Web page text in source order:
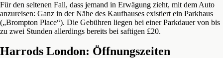
Für den seltenen Fall, dass jemand in Erwägung zieht, mit dem Auto
anzureisen: Ganz in der Nähe des Kaufhauses existiert ein Parkhaus
(„Brompton Place“). Die Gebühren liegen bei einer Parkdauer von bis
zu zwei Stunden allerdings bereits bei saftigen £20.
Harrods London: Öffnungszeiten